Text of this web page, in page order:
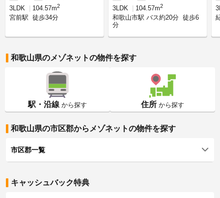
3LDK
104.57m2
宮前駅 徒歩34分
3LDK
104.57m2
和歌山市駅 バス約20分 徒歩6
分
和歌山県のメゾネットの物件を探す
駅・沿線 から探す 住所 から探す
和歌山県の市区郡からメゾネットの物件を探す
市区郡一覧
キャッシュバック特典